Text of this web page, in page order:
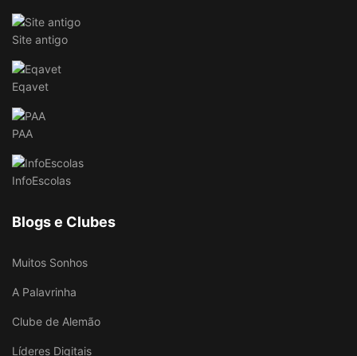
Site antigo
Eqavet
PAA
InfoEscolas
Blogs e Clubes
Muitos Sonhos
A Palavrinha
Clube de Alemão
Líderes Digitais